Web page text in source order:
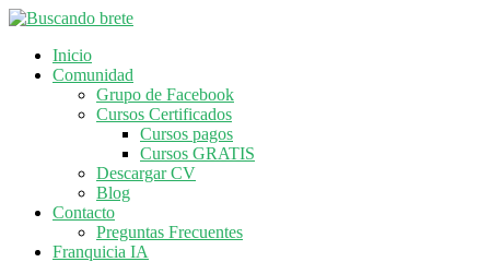
Inicio
Comunidad
Grupo de Facebook
Cursos Certificados
Cursos pagos
Cursos GRATIS
Descargar CV
Blog
Contacto
Preguntas Frecuentes
Franquicia IA